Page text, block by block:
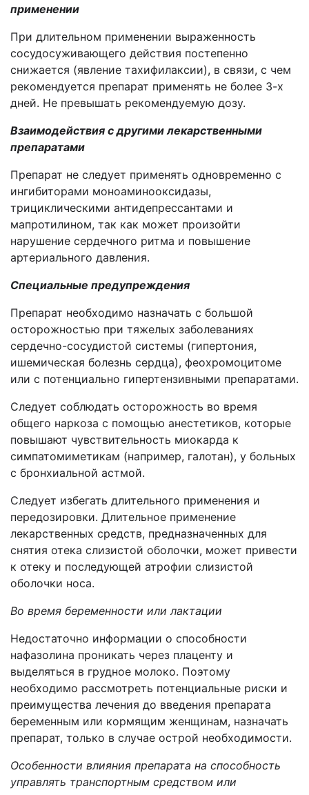
применении
При длительном применении выраженность
сосудосуживающего действия постепенно
снижается (явление тахифилаксии), в связи, с чем
рекомендуется препарат применять не более 3-х
дней. Не превышать рекомендуемую дозу.
Взаимодействия с другими лекарственными
препаратами
Препарат не следует применять одновременно с
ингибиторами моноаминооксидазы,
трициклическими антидепрессантами и
мапротилином, так как может произойти
нарушение сердечного ритма и повышение
артериального давления.
Специальные предупреждения
Препарат необходимо назначать с большой
осторожностью при тяжелых заболеваниях
сердечно-сосудистой системы (гипертония,
ишемическая болезнь сердца), феохромоцитоме
или с потенциально гипертензивными препаратами.
Следует соблюдать осторожность во время
общего наркоза с помощью анестетиков, которые
повышают чувствительность миокарда к
симпатомиметикам (например, галотан), у больных
с бронхиальной астмой.
Следует избегать длительного применения и
передозировки. Длительное применение
лекарственных средств, предназначенных для
снятия отека слизистой оболочки, может привести
к отеку и последующей атрофии слизистой
оболочки носа.
Во время беременности или лактации
Недостаточно информации о способности
нафазолина проникать через плаценту и
выделяться в грудное молоко. Поэтому
необходимо рассмотреть потенциальные риски и
преимущества лечения до введения препарата
беременным или кормящим женщинам, назначать
препарат, только в случае острой необходимости.
Особенности влияния препарата на способность
управлять транспортным средством или